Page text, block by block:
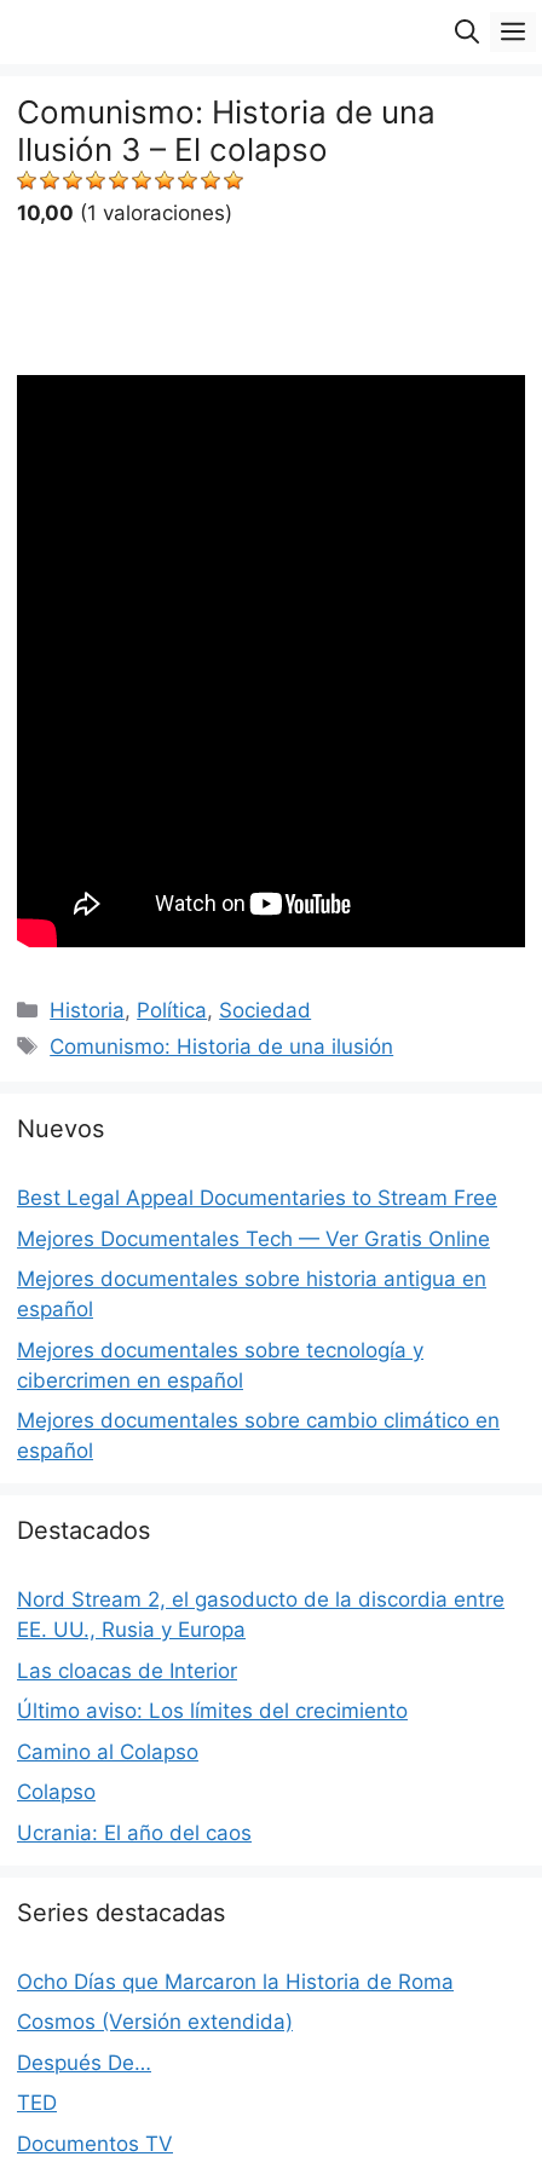
Comunismo: Historia de una
Ilusión 3 – El colapso
10,00 (1 valoraciones)
Categorías
Historia, Política, Sociedad
Etiquetas
Comunismo: Historia de una ilusión
Nuevos
Best Legal Appeal Documentaries to Stream Free
Mejores Documentales Tech — Ver Gratis Online
Mejores documentales sobre historia antigua en
español
Mejores documentales sobre tecnología y
cibercrimen en español
Mejores documentales sobre cambio climático en
español
Destacados
Nord Stream 2, el gasoducto de la discordia entre
EE. UU., Rusia y Europa
Las cloacas de Interior
Último aviso: Los límites del crecimiento
Camino al Colapso
Colapso
Ucrania: El año del caos
Series destacadas
Ocho Días que Marcaron la Historia de Roma
Cosmos (Versión extendida)
Después De…
TED
Documentos TV